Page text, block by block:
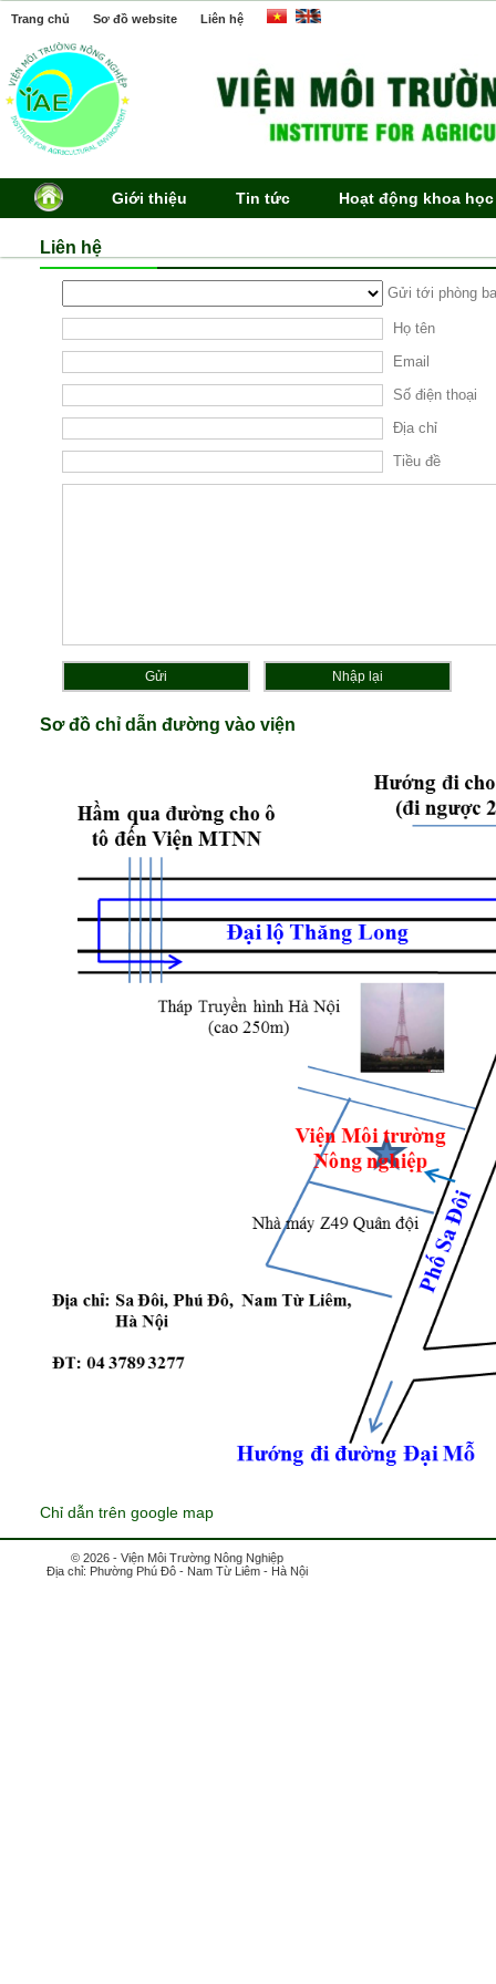
Trang chủ Sơ đồ website Liên hệ
Giới thiệu Tin tức Hoạt động khoa học
Liên hệ
Gửi tới phòng
Họ tên
Email
Số điện thoại
Địa chỉ
Tiều đề
Sơ đồ chỉ dẫn đường vào viện
Chỉ dẫn trên google map
© 2026 - Viện Môi Trường Nông Nghiệp
Địa chỉ: Phường Phú Đô - Nam Từ Liêm - Hà Nội